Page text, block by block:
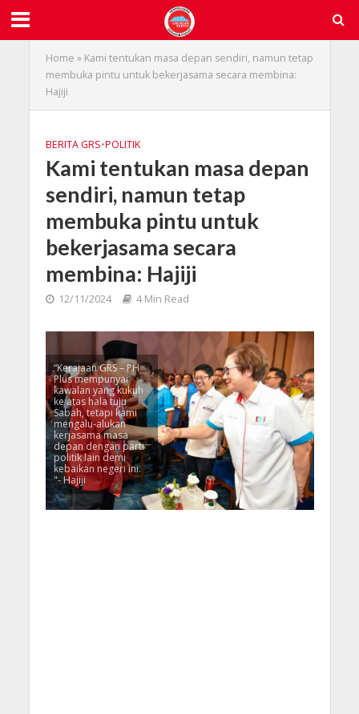
Home » Kami tentukan masa depan sendiri, namun tetap
membuka pintu untuk bekerjasama secara membina:
Hajiji
BERITA GRS•POLITIK
Kami tentukan masa depan
sendiri, namun tetap
membuka pintu untuk
bekerjasama secara
membina: Hajiji
12/11/2024 4 Min Read
“Kerajaan GRS – PH
Plus mempunyai
kawalan yang kukuh
ke atas hala tuju
Sabah, tetapi kami
mengalu-alukan
kerjasama masa
depan dengan parti
politik lain demi
kebaikan negeri ini.
"- Hajiji